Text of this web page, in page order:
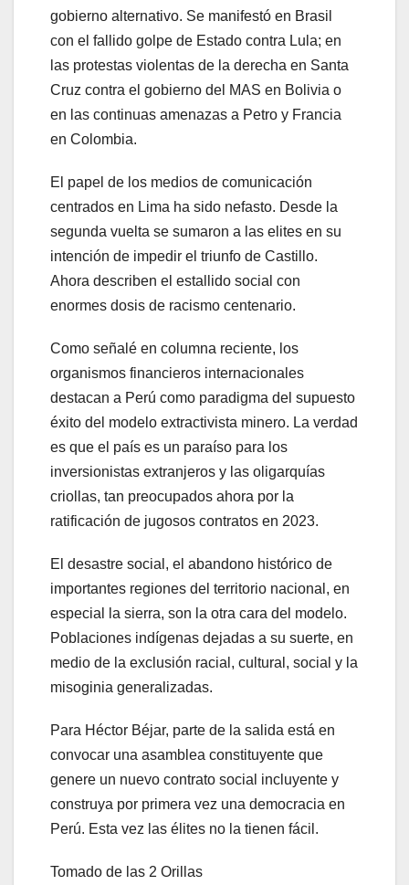
gobierno alternativo. Se manifestó en Brasil
con el fallido golpe de Estado contra Lula; en
las protestas violentas de la derecha en Santa
Cruz contra el gobierno del MAS en Bolivia o
en las continuas amenazas a Petro y Francia
en Colombia.
El papel de los medios de comunicación
centrados en Lima ha sido nefasto. Desde la
segunda vuelta se sumaron a las elites en su
intención de impedir el triunfo de Castillo.
Ahora describen el estallido social con
enormes dosis de racismo centenario.
Como señalé en columna reciente, los
organismos financieros internacionales
destacan a Perú como paradigma del supuesto
éxito del modelo extractivista minero. La verdad
es que el país es un paraíso para los
inversionistas extranjeros y las oligarquías
criollas, tan preocupados ahora por la
ratificación de jugosos contratos en 2023.
El desastre social, el abandono histórico de
importantes regiones del territorio nacional, en
especial la sierra, son la otra cara del modelo.
Poblaciones indígenas dejadas a su suerte, en
medio de la exclusión racial, cultural, social y la
misoginia generalizadas.
Para Héctor Béjar, parte de la salida está en
convocar una asamblea constituyente que
genere un nuevo contrato social incluyente y
construya por primera vez una democracia en
Perú. Esta vez las élites no la tienen fácil.
Tomado de las 2 Orillas